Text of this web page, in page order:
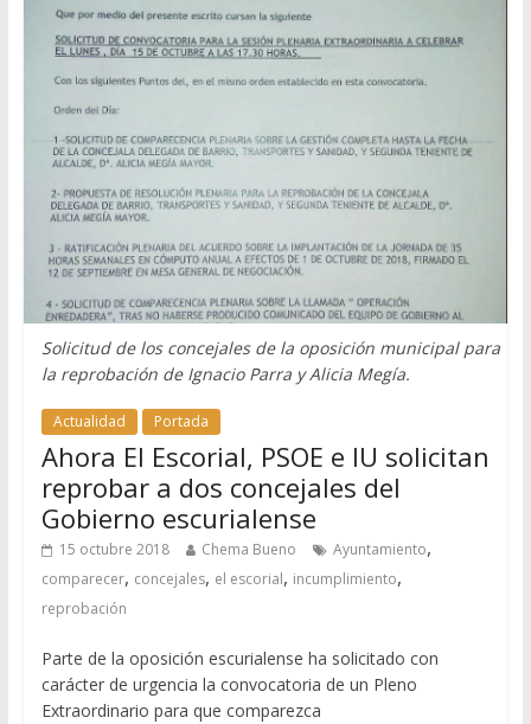
Solicitud de los concejales de la oposición municipal para
la reprobación de Ignacio Parra y Alicia Megía.
Actualidad Portada
Ahora El Escorial, PSOE e IU solicitan
reprobar a dos concejales del
Gobierno escurialense
15 octubre 2018 Chema Bueno Ayuntamiento,
comparecer, concejales, el escorial, incumplimiento,
reprobación
Parte de la oposición escurialense ha solicitado con
carácter de urgencia la convocatoria de un Pleno
Extraordinario para que comparezca